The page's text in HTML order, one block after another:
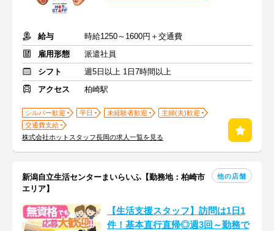
給与
時給1250～1600円＋交通費
雇用形態
派遣社員
シフト
週5日以上 1日7時間以上
アクセス
柏崎駅
シルバー歓迎 平日 未経験者歓迎
主婦(夫)歓迎
交通費支給
株式会社ホットスタッフ長岡の求人一覧を見る
新潟自立生活センターまいらいふ【勤務地：柏崎市
エリア】
他の店舗
【生活支援スタッフ】訪問は1日1
件！基本直行直帰◎週3回～勤務で